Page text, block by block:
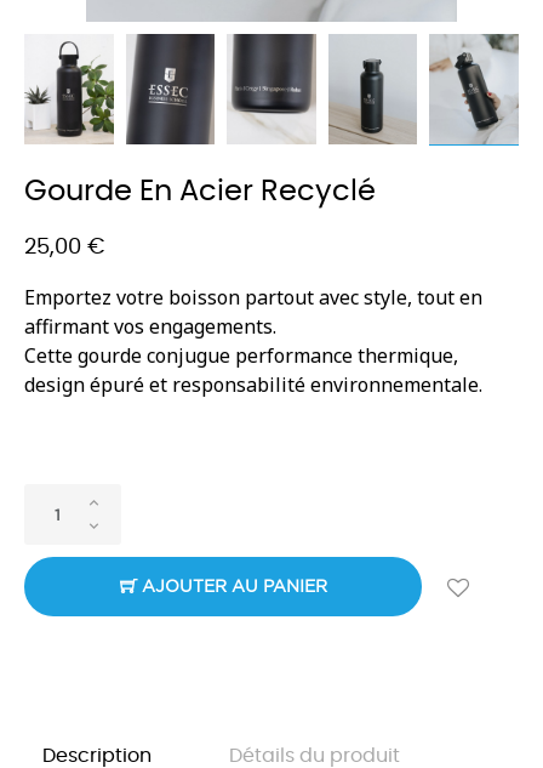
Gourde En Acier Recyclé
25,00 €
Emportez votre boisson partout avec style, tout en
affirmant vos engagements.
Cette gourde conjugue performance thermique,
design épuré et responsabilité environnementale.
AJOUTER AU PANIER
Description Détails du produit